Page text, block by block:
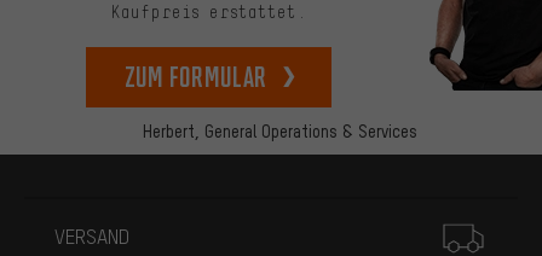
Herbert, General Operations & Services
Kaufpreis erstattet.
zum Formular
VERSAND